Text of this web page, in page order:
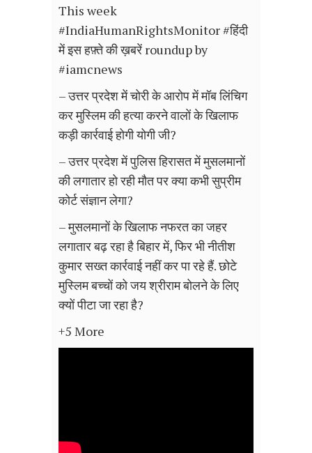
This week
#IndiaHumanRightsMonitor #हिंदी
में इस हफ़्ते की ख़बरें roundup by
#iamcnews
– उत्तर प्रदेश में चोरी के आरोप में मॉब लिंचिग
कर मुस्लिम की हत्या करने वालों के खिलाफ
कड़ी कार्रवाई होगी योगी जी?
– उत्तर प्रदेश में पुलिस हिरासत में मुसलमानों
की लगातार हो रही मौत पर क्या कभी सुप्रीम
कोर्ट संज्ञान लेगा?
– मुसलमानों के खिलाफ नफरत का जहर
लगातार बढ़ रहा है बिहार में, फिर भी नीतीश
कुमार सख्त कार्रवाई नहीं कर पा रहे हैं. छोटे
मुस्लिम बच्चों को जय श्रीराम बोलने के लिए
क्यों पीटा जा रहा है?
+5 More